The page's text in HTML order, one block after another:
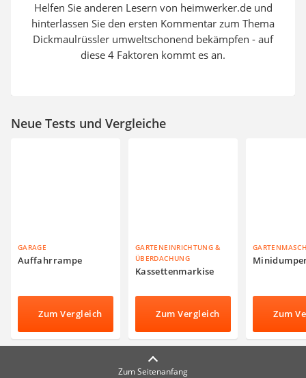
Helfen Sie anderen Lesern von heimwerker.de und
hinterlassen Sie den ersten Kommentar zum Thema
Dickmaulrüssler umweltschonend bekämpfen - auf
diese 4 Faktoren kommt es an.
Neue Tests und Vergleiche
GARAGE
Auffahrrampe
Zum Vergleich
GARTENEINRICHTUNG &
ÜBERDACHUNG
Kassettenmarkise
Zum Vergleich Zum
Zum Seitenanfang